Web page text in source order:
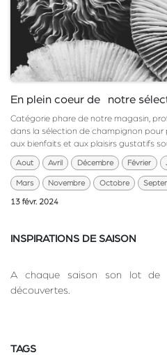
En plein coeur de notre
Catégorie phare de notre magasin,
dans la sélection de champignon pour
aux bienfaits et aux plaisirs gustatifs
Aout Avril Décembre Février
Mars Novembre Octobre
13 févr. 2024
INSPIRATIONS DE SAISON
A chaque saison son lot de
découvertes.
TAGS